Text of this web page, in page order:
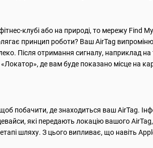
клубі або на природі, то мережу Find
принцип роботи? Ваш AirTag
Після отримання сигналу, наприклад
де вам буде показано місце на
побачити, де знаходиться ваш AirTag.
які передають локацію вашого
шляху. З цього випливає, що навіть